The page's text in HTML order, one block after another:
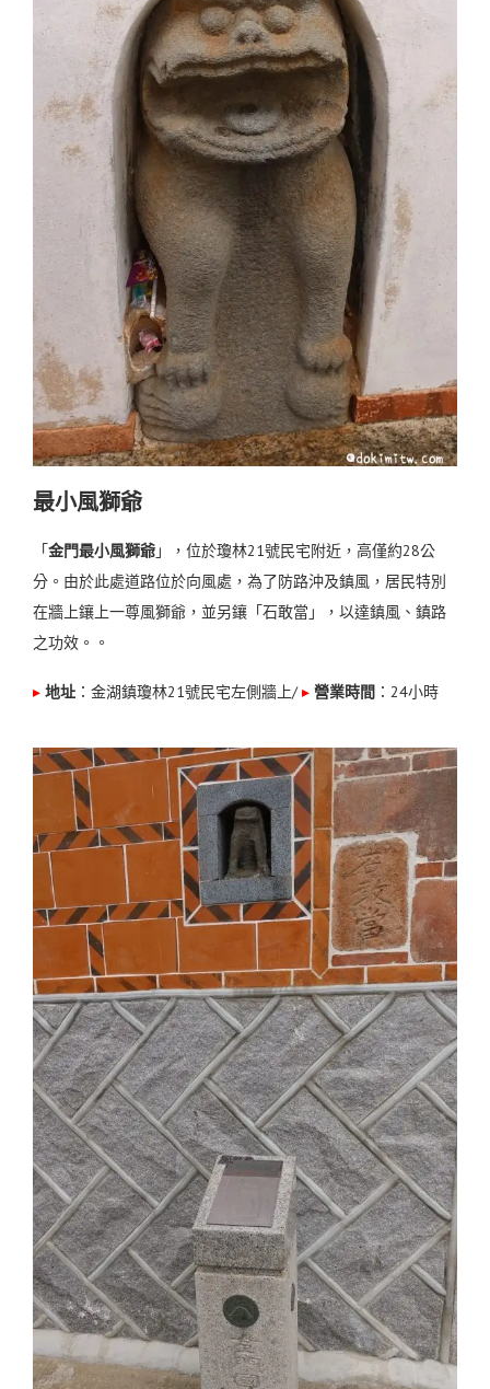
最小風獅爺
「金門最小風獅爺」，位於瓊林21號民宅附近，高僅約28公
分。由於此處道路位於向風處，為了防路沖及鎮風，居民特別
在牆上鑲上一尊風獅爺，並另鑲「石敢當」，以達鎮風、鎮路
之功效。。
▸ 地址 ：金湖鎮瓊林21號民宅左側牆上/▸ 營業時間 ：24小時